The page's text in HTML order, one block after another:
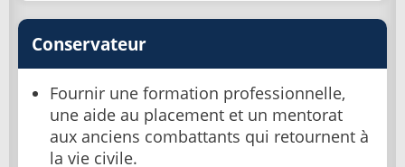
Conservateur
Fournir une formation professionnelle,
une aide au placement et un mentorat
aux anciens combattants qui retournent à
la vie civile.